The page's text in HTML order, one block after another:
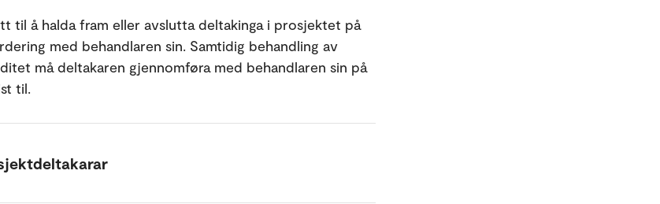
til å halda fram eller avslutta deltakinga i prosjektet på
med behandlaren sin. Samtidig behandling av
må deltakaren gjennomføra med behandlaren sin på
til.